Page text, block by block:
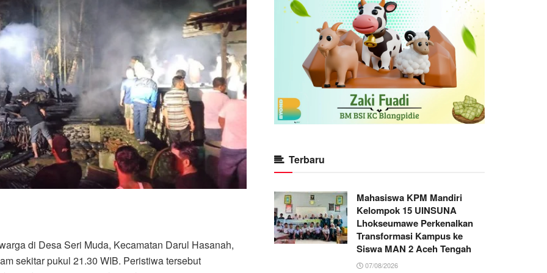
di Desa Seri Muda, Kecamatan Darul Hasanah,
sekitar pukul 21.30 WIB. Peristiwa tersebut
Terbaru
Mahasiswa KPM Mandiri
Kelompok 15 UINSUNA
Lhokseumawe Perkenalkan
Transformasi Kampus ke
Siswa MAN 2 Aceh Tengah
07/08/2026